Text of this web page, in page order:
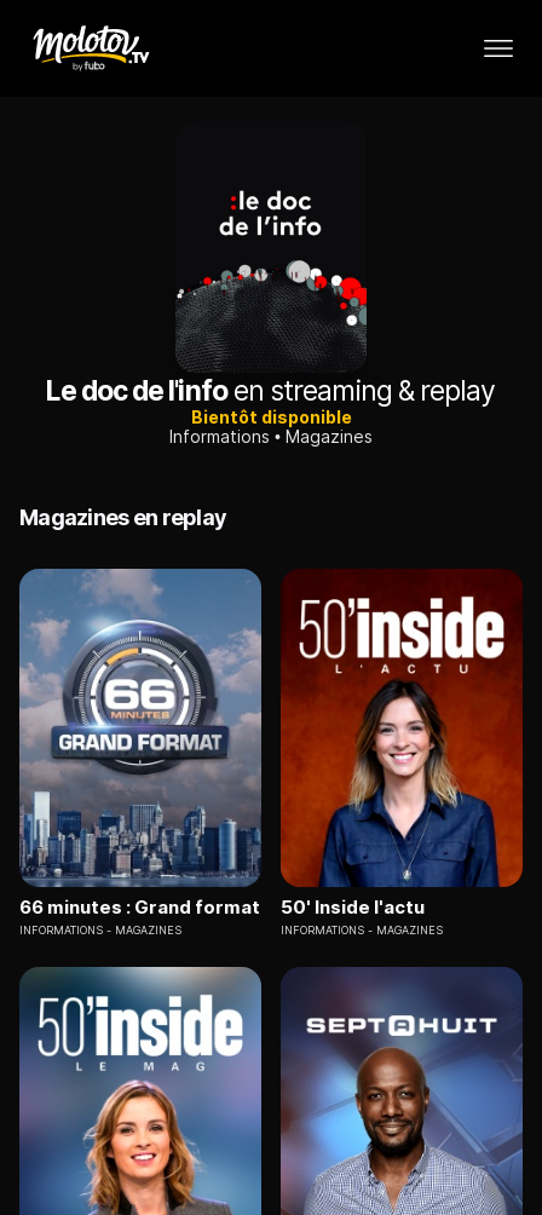
Le doc de l'infoen streaming & replay
Bientôt disponible
Informations
Magazines
Magazines en replay
66 minutes : Grand format
INFORMATIONS MAGAZINES
50' Inside l'actu
INFORMATIONS MAGAZINES